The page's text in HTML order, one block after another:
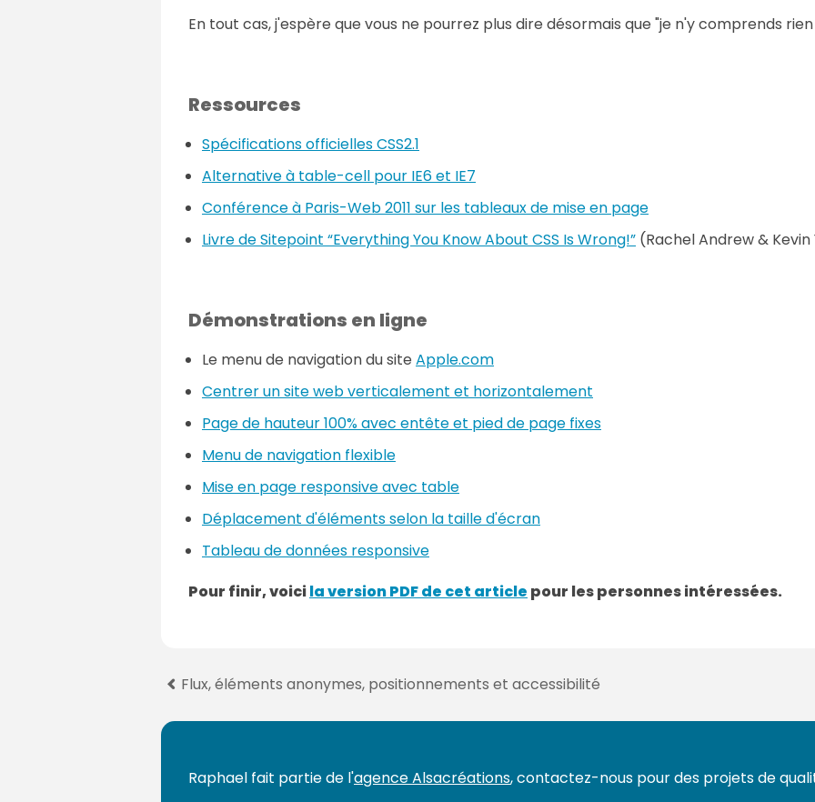
En tout cas, j'espère que vous ne pourrez plus dire désormais que "je n'y comprends rien
Ressources
Spécifications officielles CSS2.1
Alternative à table-cell pour IE6 et IE7
Conférence à Paris-Web 2011 sur les tableaux de mise en page
Livre de Sitepoint “Everything You Know About CSS Is Wrong!” (Rachel Andrew &
Démonstrations en ligne
Le menu de navigation du site Apple.com
Centrer un site web verticalement et horizontalement
Page de hauteur 100% avec entête et pied de page fixes
Menu de navigation flexible
Mise en page responsive avec table
Déplacement d'éléments selon la taille d'écran
Tableau de données responsive
Pour finir, voicila version PDF de cet article pour les personnes intéressées.
g
Flux, éléments anonymes, positionnements et accessibilité
Raphael fait partie de l'agence Alsacréations, contactez-nous pour des projets de